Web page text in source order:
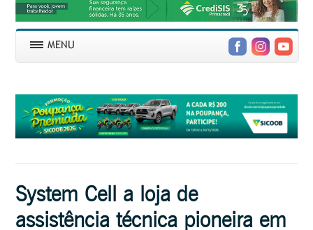
System Cell a loja de
assistência técnica pioneira em